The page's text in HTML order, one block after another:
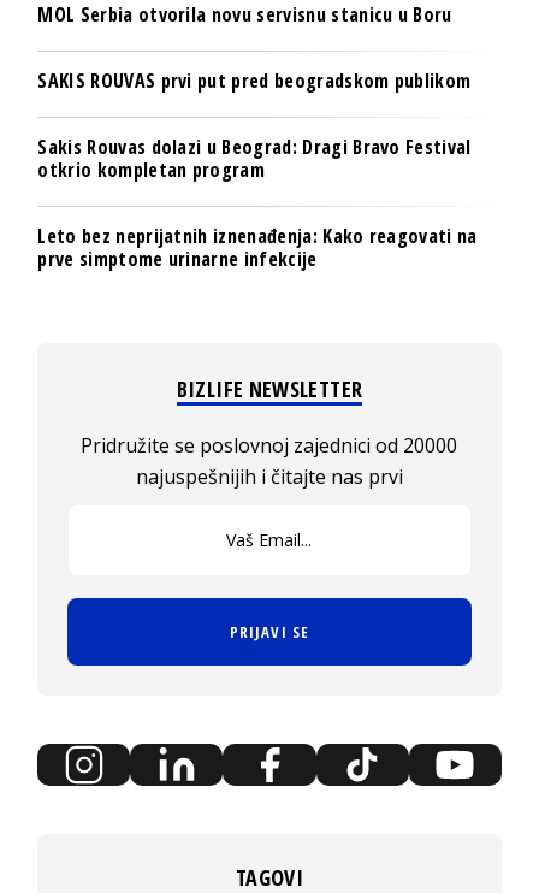
MOL Serbia otvorila novu servisnu stanicu u Boru
SAKIS ROUVAS prvi put pred beogradskom publikom
Sakis Rouvas dolazi u Beograd: Dragi Bravo Festival
otkrio kompletan program
Leto bez neprijatnih iznenađenja: Kako reagovati na
prve simptome urinarne infekcije
BIZLIFE NEWSLETTER
Pridružite se poslovnoj zajednici od 20000
najuspešnijih i čitajte nas prvi
PRIJAVI SE
TAGOVI